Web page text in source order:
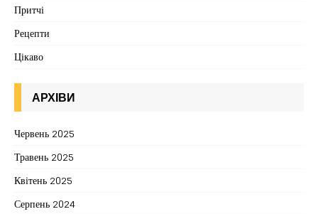
Притчі
Рецепти
Цікаво
АРХІВИ
Червень 2025
Травень 2025
Квітень 2025
Серпень 2024